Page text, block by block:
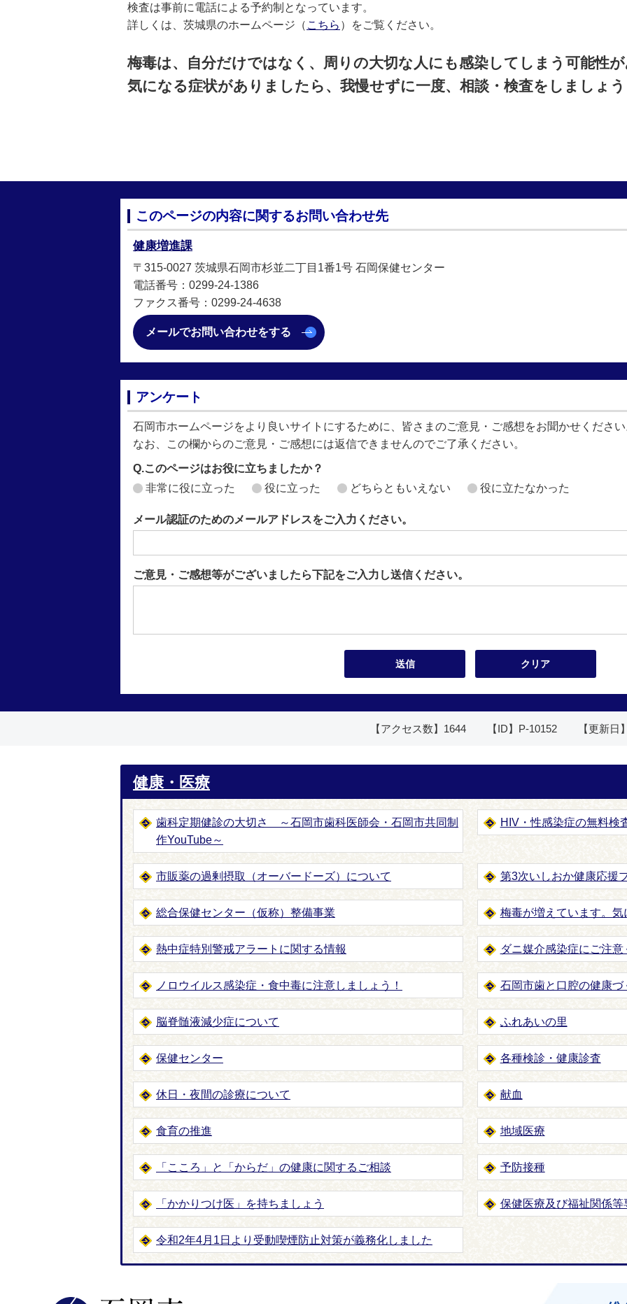
検査は事前に電話による予約制となっています。
詳しくは、茨城県のホームページ（ こちら ）をご覧ください。
梅毒は、自分だけではなく、周りの大切な人にも感染してしまう可能性
気になる症状がありましたら、我慢せずに一度、相談・検査をしましょ
このページの内容に関するお問い合わせ先
健康増進課
〒315-0027 茨城県石岡市杉並二丁目1番1号 石岡保健センター
電話番号：0299-24-1386
ファクス番号：0299-24-4638
メールでお問い合わせをする
アンケート
石岡市ホームページをより良いサイトにするために、皆さまのご意見・ご感想をお聞かせくださ
なお、この欄からのご意見・ご感想には返信できませんのでご了承ください。
Q.このページはお役に立ちましたか？
非常に役に立った
役に立った どちらともいえない 役に立たなかった
メール認証のためのメールアドレスをご入力ください。
ご意見・ご感想等がございましたら下記をご入力し送信ください。
【アクセス数】 1644 【ID】 P-10152 【更新日
健康・医療
歯科定期健診の大切さ ～石岡市歯科医師会・石岡市共同制
作YouTube～
HIV・性感染症の無料検
市販薬の過剰摂取（オーバードーズ）について 第3次いしおか健康応援
総合保健センター（仮称）整備事業 梅毒が増えています。
熱中症特別警戒アラートに関する情報 ダニ媒介感染症にご注意
ノロウイルス感染症・食中毒に注意しましょう！ 石岡市歯と口腔の健康づ
脳脊髄液減少症について ふれあいの里
保健センター 各種検診・健康診査
休日・夜間の診療について 献血
食育の推進 地域医療
「こころ」と「からだ」の健康に関するご相談 予防接種
「かかりつけ医」を持ちましょう 保健医療及び福祉関係
令和2年4月1日より受動喫煙防止対策が義務化しました